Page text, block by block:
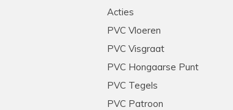
Acties
PVC Vloeren
PVC Visgraat
PVC Hongaarse Punt
PVC Tegels
PVC Patroon